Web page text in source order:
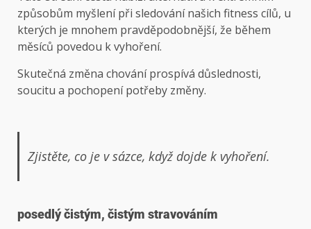
způsobům myšlení při sledování našich fitness cílů, u
kterých je mnohem pravděpodobnější, že během
měsíců povedou k vyhoření.
Skutečná změna chování prospívá důslednosti,
soucitu a pochopení potřeby změny.
Zjistěte, co je v sázce, když dojde k vyhoření.
posedlý čistým, čistým stravováním